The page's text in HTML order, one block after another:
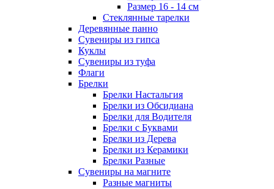
Размер 16 - 14 см
Стеклянные тарелки
Деревянные панно
Сувениры из гипса
Куклы
Сувениры из туфа
Флаги
Брелки
Брелки Настальгия
Брелки из Обсидиана
Брелки для Водителя
Брелки с Буквами
Брелки из Дерева
Брелки из Керамики
Брелки Разные
Сувениры на магните
Разные магниты